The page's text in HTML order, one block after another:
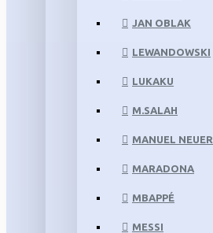
JAN OBLAK
LEWANDOWSKI
LUKAKU
M.SALAH
MANUEL NEUER
MARADONA
MBAPPÉ
MESSI